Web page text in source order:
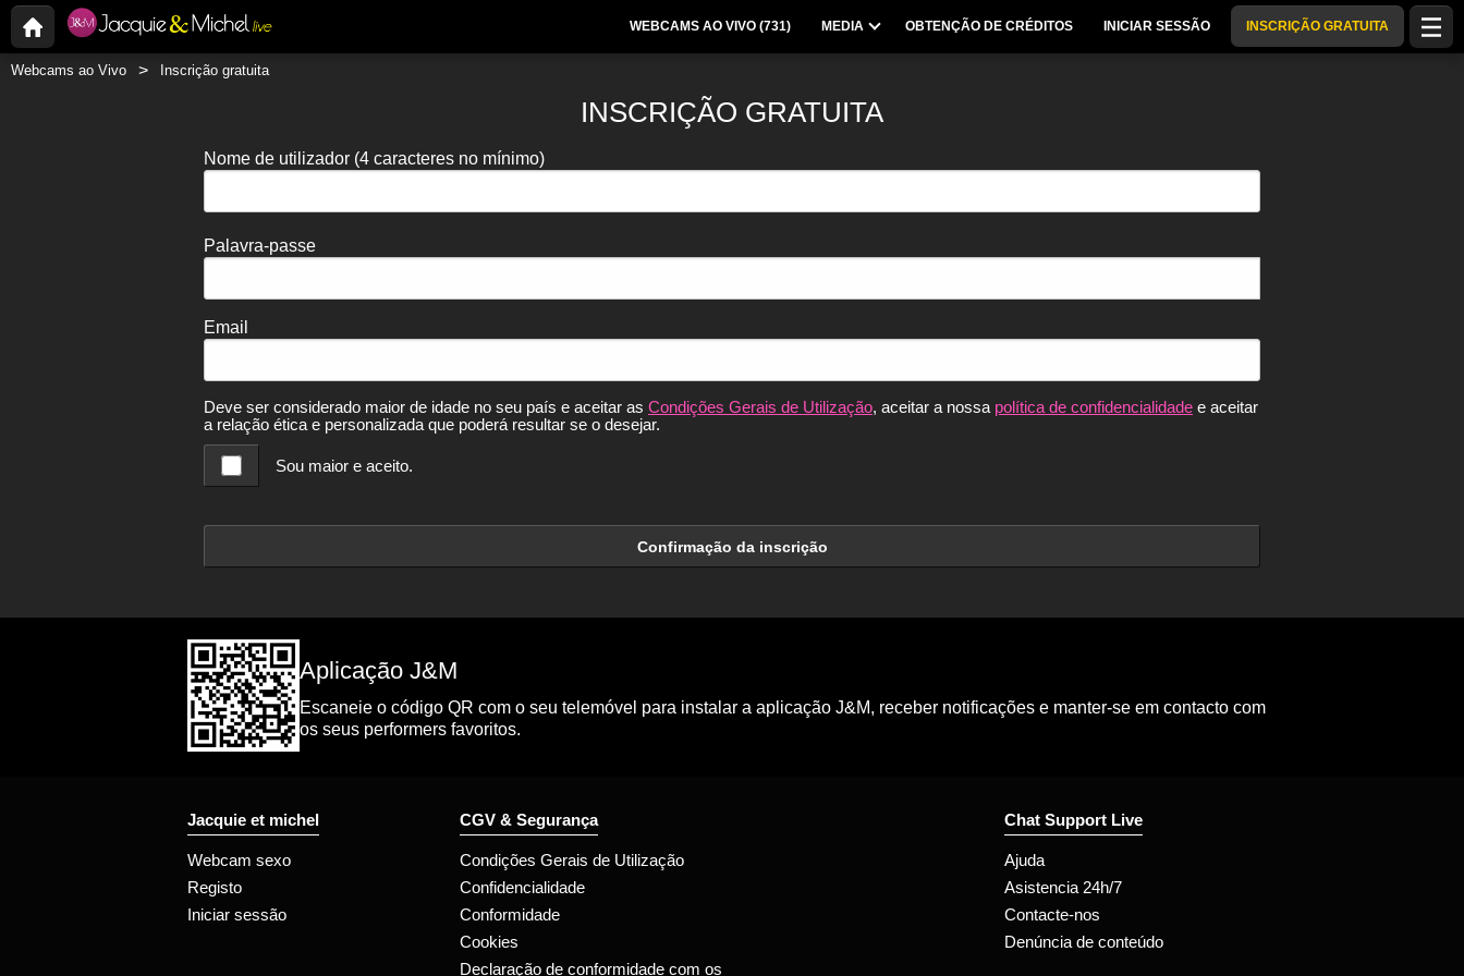
WEBCAMS AO VIVO (731) MEDIA OBTENÇÃO DE CRÉDITOS INICIAR SESSÃO INSCRIÇÃO GRATUITA
Webcams ao Vivo Inscrição gratuita
INSCRIÇÃO GRATUITA
Nome de utilizador (4 caracteres no mínimo)
Palavra-passe
Email
Deve ser considerado maior de idade no seu país e aceitar as Condições Gerais de Utilização, aceitar a nossa política de confidencialidade e aceitar
a relação ética e personalizada que poderá resultar se o desejar.
Sou maior e aceito.
Confirmação da inscrição
Aplicação J&M
Escaneie o código QR com o seu telemóvel para instalar a aplicação J&M, receber notificações e manter-se em contacto com
os seus performers favoritos.
Jacquie et michel
Webcam sexo
Registo
Iniciar sessão
CGV & Segurança
Condições Gerais de Utilização
Confidencialidade
Conformidade
Cookies
Declaração de conformidade com os
Chat Support Live
Ajuda
Asistencia 24h/7
Contacte-nos
Denúncia de conteúdo